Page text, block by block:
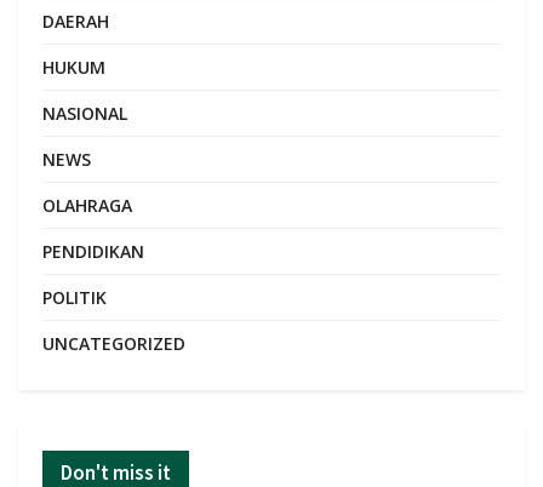
DAERAH
HUKUM
NASIONAL
NEWS
OLAHRAGA
PENDIDIKAN
POLITIK
UNCATEGORIZED
Don't miss it